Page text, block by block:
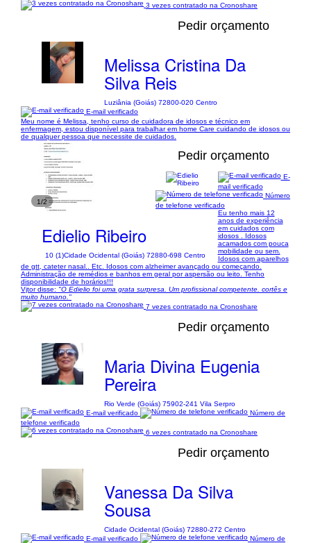
3 vezes contratado na Cronoshare
Pedir orçamento
Melissa Cristina Da
Silva Reis
Luziânia (Goiás) 72800-020 Centro
E-mail verificado
Meu nome é Melissa, tenho curso de cuidadora de idosos e técnico em
enfermagem, estou disponível para trabalhar em home Care cuidando de idosos ou
de qualquer pessoa que necessite de cuidados.
1/2
Pedir orçamento
Edielio Ribeiro
10 (1)Cidade Ocidental (Goiás) 72880-698 Centro
E-
mail verificado
Número
de telefone verificado
Eu tenho mais 12
anos de experiência
em cuidados com
idosos . Idosos
acamados com pouca
mobilidade ou sem.
Idosos com aparelhos
de gtt, cateter nasal.. Etc. Idosos com alzheimer avançado ou começando.
Administração de remédios e banhos em geral por aspersão ou leito. Tenho
disponibilidade de horários!!!
Vjtor disse: "O Edielio foi uma grata surpresa. Um profissional competente. cortês e
muito humano."
7 vezes contratado na Cronoshare
Pedir orçamento
Maria Divina Eugenia
Pereira
Rio Verde (Goiás) 75902-241 Vila Serpro
E-mail verificado
Número de
telefone verificado
6 vezes contratado na Cronoshare
Pedir orçamento
Vanessa Da Silva
Sousa
Cidade Ocidental (Goiás) 72880-272 Centro
E-mail verificado
Número de